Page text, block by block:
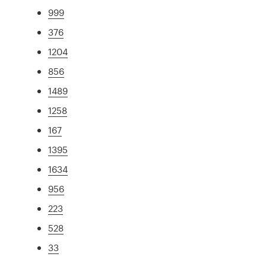
999
376
1204
856
1489
1258
167
1395
1634
956
223
528
33